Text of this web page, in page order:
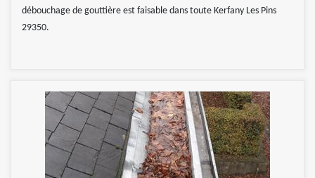
débouchage de gouttière est faisable dans toute Kerfany Les Pins
29350.